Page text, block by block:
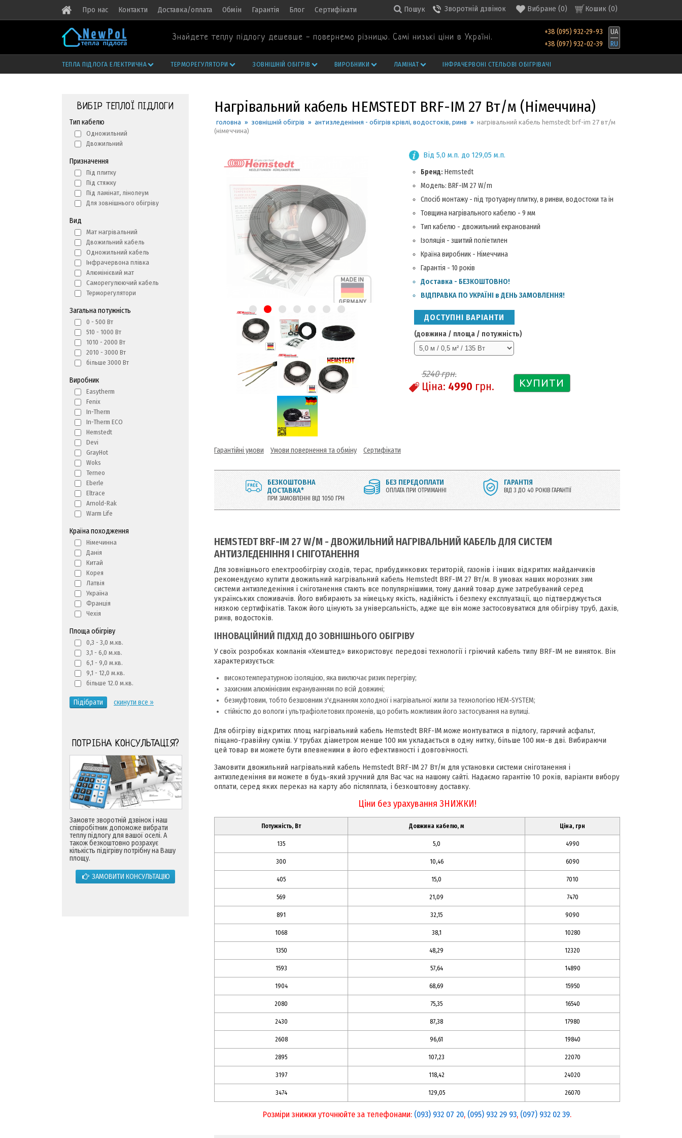
Про нас Контакти Доставка/оплата Обмін Гарантія Блог Сертифікати Кошик (0)
Вибране (0)
Зворотній дзвінок
Пошук
Знайдете теплу підлогу дешевше - повернемо різницю. Самі низькі ціни в Україні.
+38 (095) 932-29-93
+38 (097) 932-02-39
UA
RU
ТЕПЛА ПІДЛОГА ЕЛЕКТРИЧНА ТЕРМОРЕГУЛЯТОРИ ЗОВНІШНІЙ ОБІГРІВ ВИРОБНИКИ ЛАМІНАТ ІНФРАЧЕРВОНІ СТЕЛЬОВІ ОБІГРІВАЧІ
ВИБІР ТЕПЛОЇ ПІДЛОГИ
Тип кабелю
Одножильний
Двожильний
Призначення
Під плитку
Під стяжку
Під ламінат, лінолеум
Для зовнішнього обігріву
Вид
Мат нагрівальний
Двожильний кабель
Одножильний кабель
Інфрачервона плівка
Алюмінієвий мат
Саморегулюючий кабель
Терморегулятори
Загальна потужність
0 - 500 Вт
510 - 1000 Вт
1010 - 2000 Вт
2010 - 3000 Вт
більше 3000 Вт
Виробник
Easytherm
Fenix
In-Therm
In-Therm ECO
Hemstedt
Devi
GrayHot
Woks
Terneo
Eberle
Eltrace
Arnold-Rak
Warm Life
Країна походження
Німечинна
Данія
Китай
Корея
Латвія
Україна
Франція
Чехія
Площа обігріву
0,3 - 3,0 м.кв.
3,1 - 6,0 м.кв.
6,1 - 9,0 м.кв.
9,1 - 12,0 м.кв.
більше 12.0 м.кв.
Підібрати скинути все »
ПОТРІБНА КОНСУЛЬТАЦІЯ?
Замовте зворотній дзвінок і наш
співробітник допоможе вибрати
теплу підлогу для вашої оселі. А
також безкоштовно розрахує
кількість підігріву потрібну на Вашу
площу.
ЗАМОВИТИ КОНСУЛЬТАЦІЮ
Нагрівальний кабель HEMSTEDT BRF-IM 27 Вт/м (Німеччина)
головна » зовнішній обігрів » антизледеніння - обігрів крівлі, водостоків, ринв » нагрівальний кабель hemstedt brf-im 27 вт/м
(німеччина)
Від 5,0 м.п. до 129,05 м.п.
Бренд: Hemstedt
Модель: BRF-IM 27 W/m
Спосіб монтажу - під тротуарну плитку, в ринви, водостоки та ін
Товщина нагрівального кабелю - 9 мм
Тип кабелю - двожильний екранований
Ізоляція - зшитий поліетилен
Країна виробник - Німеччина
Гарантія - 10 років
Доставка - БЕЗКОШТОВНО!
ВІДПРАВКА ПО УКРАЇНІ в ДЕНЬ ЗАМОВЛЕННЯ!
ДОСТУПНІ ВАРІАНТИ
(довжина / площа / потужність)
5240грн.
Ціна: 4990 грн. КУПИТИ
Гарантійні умови Умови повернення та обміну Сертифікати
БЕЗКОШТОВНА
ДОСТАВКА*
ПРИ ЗАМОВЛЕННІ ВІД 1050 ГРН
БЕЗ ПЕРЕДОПЛАТИ
ОПЛАТА ПРИ ОТРИМАННІ
ГАРАНТІЯ
ВІД 3 ДО 40 РОКІВ ГАРАНТІЇ
HEMSTEDT BRF-IM 27 W/M - ДВОЖИЛЬНИЙ НАГРІВАЛЬНИЙ КАБЕЛЬ ДЛЯ СИСТЕМ
АНТИЗЛЕДЕНІННЯ І СНІГОТАНЕННЯ
Для зовнішнього електрообігріву сходів, терас, прибудинкових територій, газонів і інших відкритих майданчиків
рекомендуємо купити двожильний нагрівальний кабель Hemstedt BRF-IM 27 Вт/м. В умовах наших морозних зим
системи антизледеніння і сніготанення стають все популярнішими, тому даний товар дуже затребуваний серед
українських споживачів. Його вибирають за німецьку якість, надійність і безпеку експлуатації, що підтверджується
низкою сертифікатів. Також його цінують за універсальність, адже ще він може застосовуватися для обігріву труб, дахів,
ринв, водостоків.
ІННОВАЦІЙНИЙ ПІДХІД ДО ЗОВНІШНЬОГО ОБІГРІВУ
У своїх розробках компанія «Хемштед» використовує передові технології і гріючий кабель типу BRF-IM не виняток. Він
характеризується:
високотемпературною ізоляцією, яка виключає ризик перегріву;
захисним алюмінієвим екрануванням по всій довжині;
безмуфтовим, тобто безшовним з'єднанням холодної і нагрівальної жили за технологією HEM-SYSTEM;
стійкістю до вологи і ультрафіолетових променів, що робить можливим його застосування на вулиці.
Для обігріву відкритих площ нагрівальний кабель Hemstedt BRF-IM може монтуватися в підлогу, гарячий асфальт,
піщано-гравійну суміш. У трубах діаметром менше 100 мм укладається в одну нитку, більше 100 мм-в дві. Вибираючи
цей товар ви можете бути впевненими в його ефективності і довговічності.
Замовити двожильний нагрівальний кабель Hemstedt BRF-IM 27 Вт/м для установки системи сніготанення і
антизледеніння ви можете в будь-який зручний для Вас час на нашому сайті. Надаємо гарантію 10 років, варіанти вибору
оплати, серед яких переказ на карту або післяплата, і безкоштовну доставку.
Ціни без урахування ЗНИЖКИ!
Потужність, Вт Довжина кабелю, м Ціна, грн
135 5,0 4990
300 10,46 6090
405 15,0 7010
569 21,09 7470
891 32,15 9090
1068 38,1 10280
1350 48,29 12320
1593 57,64 14890
1904 68,69 15950
2080 75,35 16540
2430 87,38 17980
2608 96,61 19840
2895 107,23 22070
3197 118,42 24020
3474 129,05 26070
Розміри знижки уточнюйте за телефонами: (093) 932 07 20, (095) 932 29 93, (097) 932 02 39.